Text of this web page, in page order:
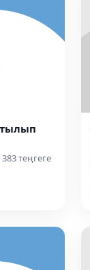
теңгеге